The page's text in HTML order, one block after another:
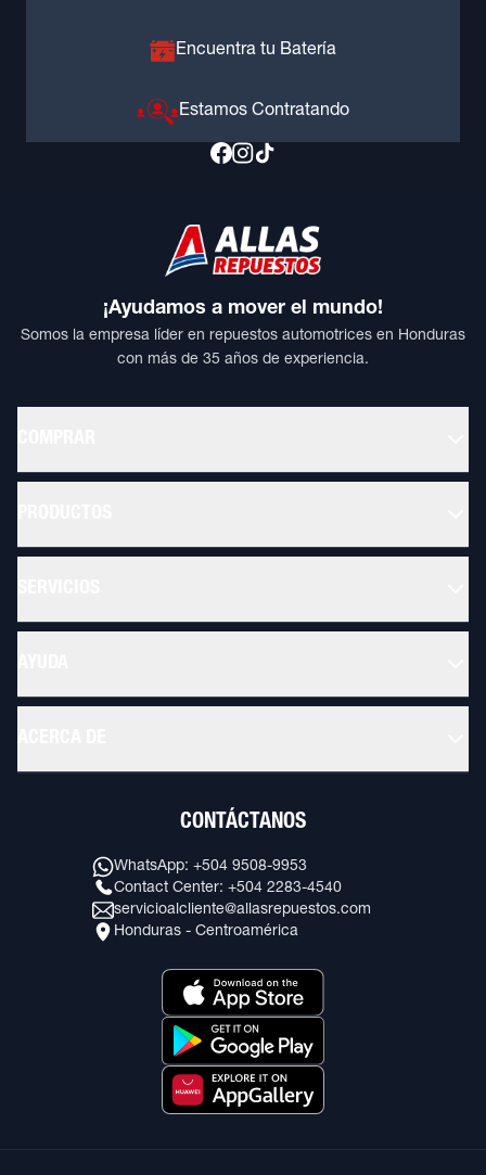
Encuentra tu Batería
Estamos Contratando
¡Ayudamos a mover el mundo!
Somos la empresa líder en repuestos automotrices en Honduras
con más de 35 años de experiencia.
CONTÁCTANOS
WhatsApp: +504 9508-9953
Contact Center: +504 2283-4540
servicioalcliente@allasrepuestos.com
Honduras - Centroamérica